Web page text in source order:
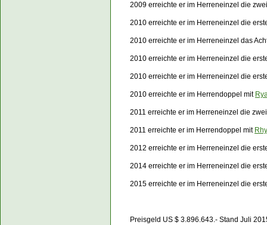
2009 erreichte er im Herreneinzel die
2010 erreichte er im Herreneinzel die
2010 erreichte er im Herreneinzel das
2010 erreichte er im Herreneinzel die
2010 erreichte er im Herreneinzel die
2010 erreichte er im Herrendoppel mit
2011 erreichte er im Herreneinzel die
2011 erreichte er im Herrendoppel mit
2012 erreichte er im Herreneinzel die
2014 erreichte er im Herreneinzel die
2015 erreichte er im Herreneinzel die
Preisgeld US $ 3.896.643.- Stand Juli